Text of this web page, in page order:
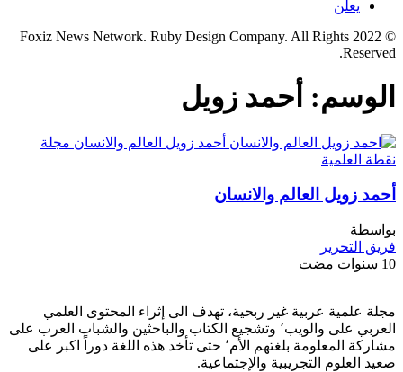
يعلن
© 2022 Foxiz News Network. Ruby Design Company. All Rights
Reserved.
الوسم: أحمد زويل
أحمد زويل العالم والانسان
بواسطة
فريق التحرير
10 سنوات مضت
مجلة علمية عربية غير ربحية، تهدف الى إثراء المحتوى العلمي
العربي على والويب٬ وتشجيع الكتاب والباحثين والشباب العرب على
مشاركة المعلومة بلغتهم الأم٬ حتى تأخد هذه اللغة دوراً اكبر على
صعيد العلوم التجريبية والإجتماعية.